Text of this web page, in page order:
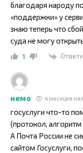
благодаря народу
«поддержки» у
знаю теперь что
суда не могу
1
немо 4 месяцев
госуслуги что-то
(протокол,
А Почта России не
сайтом Госуслуги,